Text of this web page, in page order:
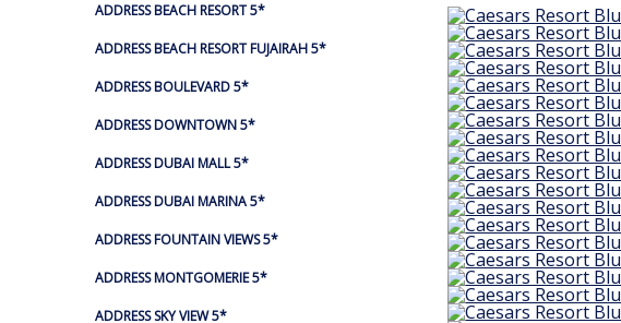
ADDRESS BEACH RESORT 5*
ADDRESS BEACH RESORT FUJAIRAH 5*
ADDRESS BOULEVARD 5*
ADDRESS DOWNTOWN 5*
ADDRESS DUBAI MALL 5*
ADDRESS DUBAI MARINA 5*
ADDRESS FOUNTAIN VIEWS 5*
ADDRESS MONTGOMERIE 5*
ADDRESS SKY VIEW 5*